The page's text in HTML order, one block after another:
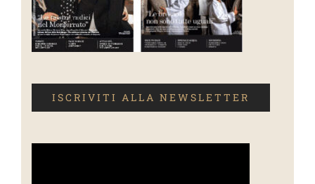
ISCRIVITI ALLA NEWSLETTER